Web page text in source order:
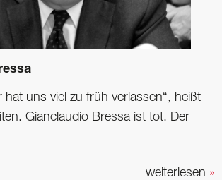
hat uns viel zu früh verlassen“, heißt
Gianclaudio Bressa ist tot. Der
weiterlesen »